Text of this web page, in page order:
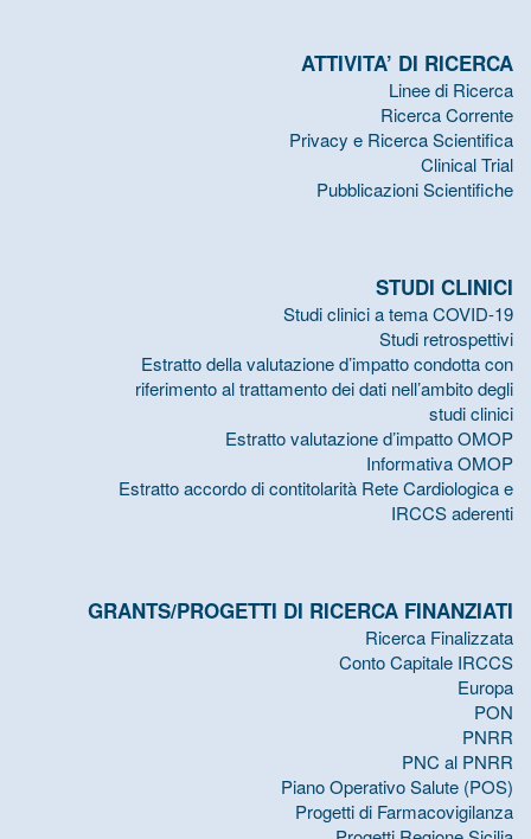
ATTIVITA’ DI RICERCA
Linee di Ricerca
Ricerca Corrente
Privacy e Ricerca Scientifica
Clinical Trial
Pubblicazioni Scientifiche
STUDI CLINICI
Studi clinici a tema COVID-19
Studi retrospettivi
Estratto della valutazione d’impatto condotta con
riferimento al trattamento dei dati nell’ambito degli
studi clinici
Estratto valutazione d’impatto OMOP
Informativa OMOP
Estratto accordo di contitolarità Rete Cardiologica e
IRCCS aderenti
GRANTS/PROGETTI DI RICERCA FINANZIATI
Ricerca Finalizzata
Conto Capitale IRCCS
Europa
PON
PNRR
PNC al PNRR
Piano Operativo Salute (POS)
Progetti di Farmacovigilanza